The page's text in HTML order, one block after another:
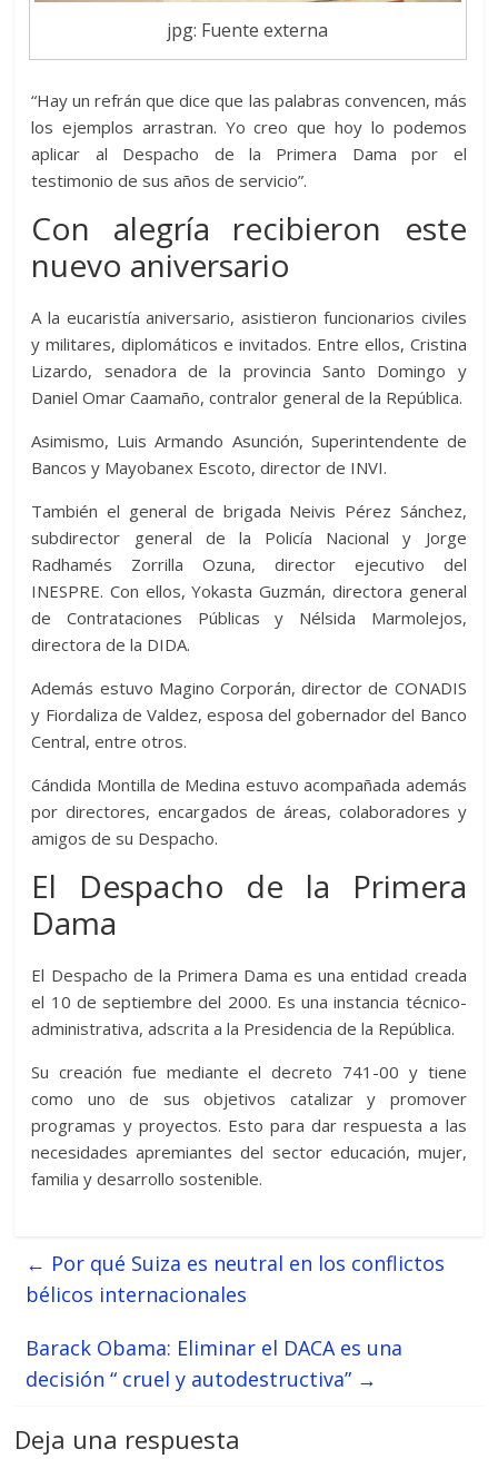
jpg: Fuente externa
“Hay un refrán que dice que las palabras convencen, más
los ejemplos arrastran. Yo creo que hoy lo podemos
aplicar al Despacho de la Primera Dama por el
testimonio de sus años de servicio”.
Con alegría recibieron este
nuevo aniversario
A la eucaristía aniversario, asistieron funcionarios civiles
y militares, diplomáticos e invitados. Entre ellos, Cristina
Lizardo, senadora de la provincia Santo Domingo y
Daniel Omar Caamaño, contralor general de la República.
Asimismo, Luis Armando Asunción, Superintendente de
Bancos y Mayobanex Escoto, director de INVI.
También el general de brigada Neivis Pérez Sánchez,
subdirector general de la Policía Nacional y Jorge
Radhamés Zorrilla Ozuna, director ejecutivo del
INESPRE. Con ellos, Yokasta Guzmán, directora general
de Contrataciones Públicas y Nélsida Marmolejos,
directora de la DIDA.
Además estuvo Magino Corporán, director de CONADIS
y Fiordaliza de Valdez, esposa del gobernador del Banco
Central, entre otros.
Cándida Montilla de Medina estuvo acompañada además
por directores, encargados de áreas, colaboradores y
amigos de su Despacho.
El Despacho de la Primera
Dama
El Despacho de la Primera Dama es una entidad creada
el 10 de septiembre del 2000. Es una instancia técnico-
administrativa, adscrita a la Presidencia de la República.
Su creación fue mediante el decreto 741-00 y tiene
como uno de sus objetivos catalizar y promover
programas y proyectos. Esto para dar respuesta a las
necesidades apremiantes del sector educación, mujer,
familia y desarrollo sostenible.
← Por qué Suiza es neutral en los conflictos
bélicos internacionales
Barack Obama: Eliminar el DACA es una
decisión “ cruel y autodestructiva” →
Deja una respuesta